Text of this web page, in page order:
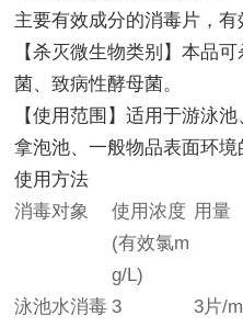
主要有效成分的消毒片，有
【杀灭微生物类别】本品
菌、致病性酵母菌。
【使用范围】适用于游泳
拿泡池、一般物品表面环境
使用方法
消毒对象
使用浓度
(有效氯m
g/L)
用量
泳池水消毒 3
3片/